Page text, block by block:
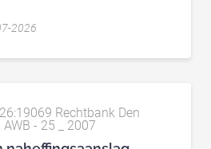
2026
Rechtbank Den
- 25 _ 2007